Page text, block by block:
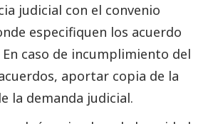
judicial con el convenio
especifiquen los acuerdo
caso de incumplimiento del
aportar copia de la
la demanda judicial.